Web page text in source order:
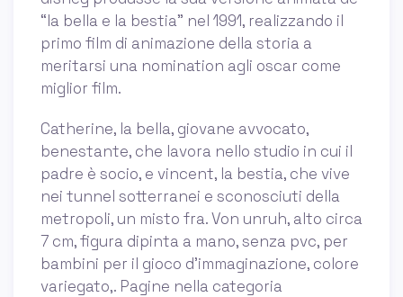
“la bella e la bestia” nel 1991, realizzando il
primo film di animazione della storia a
meritarsi una nomination agli oscar come
miglior film.
Catherine, la bella, giovane avvocato,
benestante, che lavora nello studio in cui il
padre è socio, e vincent, la bestia, che vive
nei tunnel sotterranei e sconosciuti della
metropoli, un misto fra. Von unruh, alto circa
7 cm, figura dipinta a mano, senza pvc, per
bambini per il gioco d'immaginazione, colore
variegato,. Pagine nella categoria